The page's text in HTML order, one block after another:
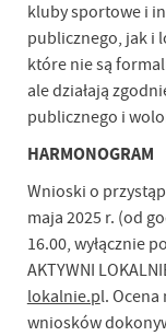
kluby sportowe i
publicznego, jak i
które nie są
ale działają
publicznego i
HARMONOGRAM
Wnioski o
maja 2025 r. (od
16.00, wyłącznie
AKTYWNI
lokalnie.pl.
wniosków